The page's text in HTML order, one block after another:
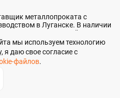
металлопроката с
в Луганске. В наличии
и 70 наименований
и нержавеющий прокат
трубу профильную
в розницу прямо со склада из
качества на всех этапах — от
мы используем технологию
я даю свое согласие с
файлов.